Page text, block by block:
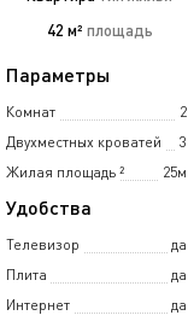
42 м² площадь
Параметры
Комнат 2
Двухместных кроватей
3
Жилая площадь
25м
²
Удобства
Телевизор да
Плита
да
Интернет
да